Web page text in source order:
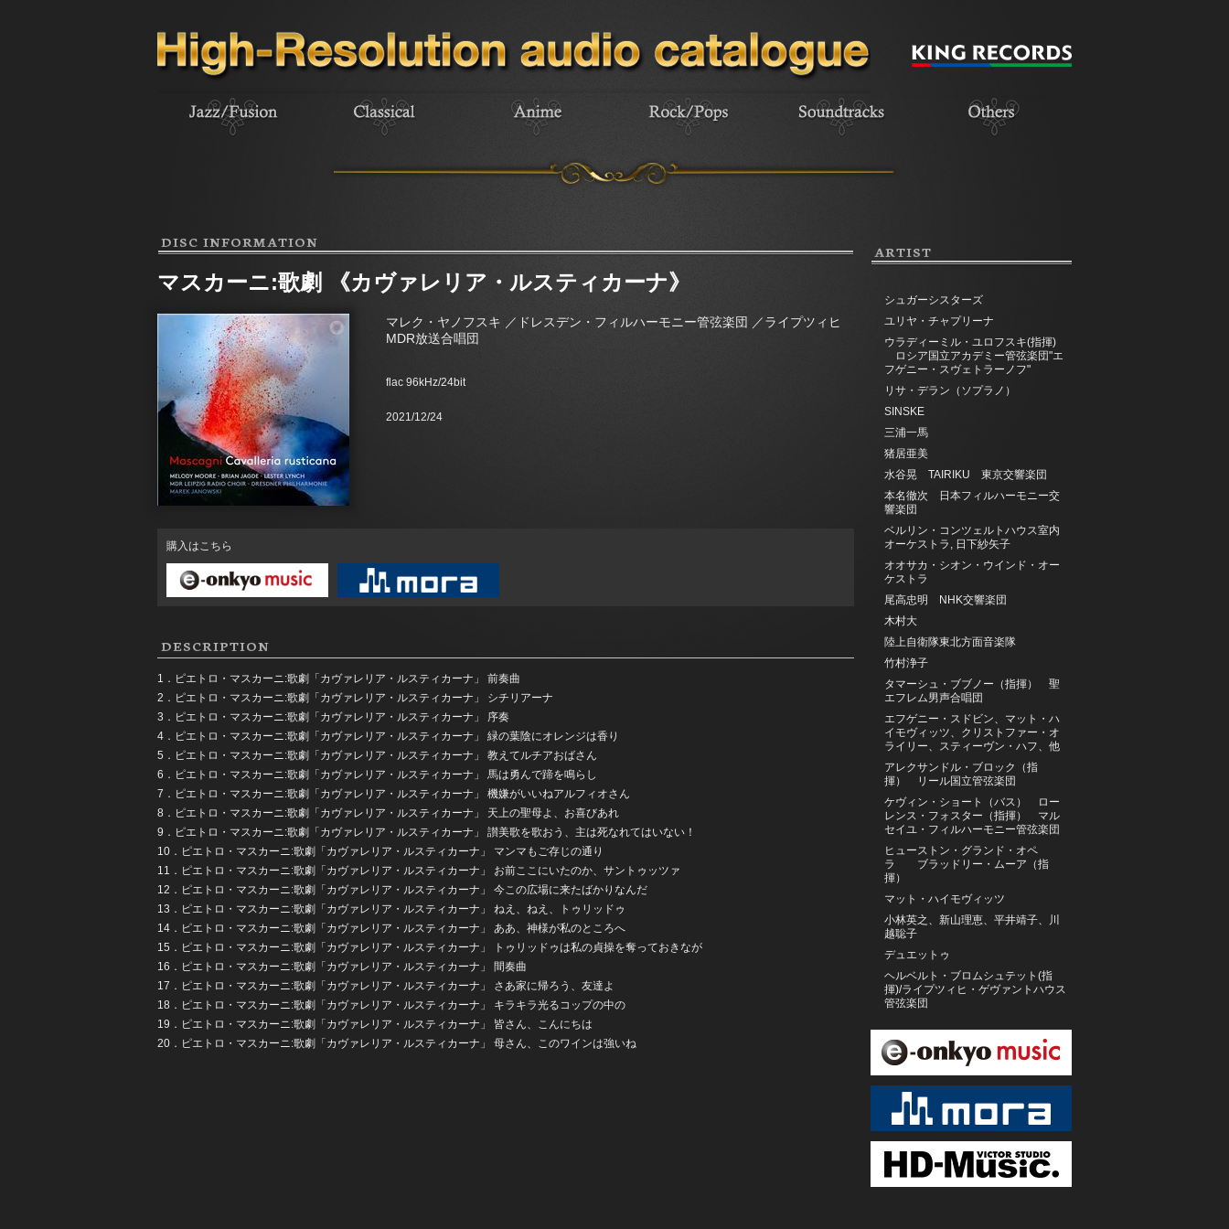
DISC INFORMATION
マスカーニ:歌劇 《カヴァレリア・ルスティカーナ》
マレク・ヤノフスキ ／ドレスデン・フィルハーモニー管弦楽団 ／ライプツィヒ
MDR放送合唱団
flac 96kHz/24bit
2021/12/24
購入はこちら
DESCRIPTION
1．ピエトロ・マスカーニ:歌劇「カヴァレリア・ルスティカーナ」 前奏曲
2．ピエトロ・マスカーニ:歌劇「カヴァレリア・ルスティカーナ」 シチリアーナ
3．ピエトロ・マスカーニ:歌劇「カヴァレリア・ルスティカーナ」 序奏
4．ピエトロ・マスカーニ:歌劇「カヴァレリア・ルスティカーナ」 緑の葉陰にオレンジは香り
5．ピエトロ・マスカーニ:歌劇「カヴァレリア・ルスティカーナ」 教えてルチアおばさん
6．ピエトロ・マスカーニ:歌劇「カヴァレリア・ルスティカーナ」 馬は勇んで蹄を鳴らし
7．ピエトロ・マスカーニ:歌劇「カヴァレリア・ルスティカーナ」 機嫌がいいねアルフィオさん
8．ピエトロ・マスカーニ:歌劇「カヴァレリア・ルスティカーナ」 天上の聖母よ、お喜びあれ
9．ピエトロ・マスカーニ:歌劇「カヴァレリア・ルスティカーナ」 讃美歌を歌おう、主は死なれてはいない！
10．ピエトロ・マスカーニ:歌劇「カヴァレリア・ルスティカーナ」 マンマもご存じの通り
11．ピエトロ・マスカーニ:歌劇「カヴァレリア・ルスティカーナ」 お前ここにいたのか、サントゥッツァ
12．ピエトロ・マスカーニ:歌劇「カヴァレリア・ルスティカーナ」 今この広場に来たばかりなんだ
13．ピエトロ・マスカーニ:歌劇「カヴァレリア・ルスティカーナ」 ねえ、ねえ、トゥリッドゥ
14．ピエトロ・マスカーニ:歌劇「カヴァレリア・ルスティカーナ」 ああ、神様が私のところへ
15．ピエトロ・マスカーニ:歌劇「カヴァレリア・ルスティカーナ」 トゥリッドゥは私の貞操を奪っておきなが
16．ピエトロ・マスカーニ:歌劇「カヴァレリア・ルスティカーナ」 間奏曲
17．ピエトロ・マスカーニ:歌劇「カヴァレリア・ルスティカーナ」 さあ家に帰ろう、友達よ
18．ピエトロ・マスカーニ:歌劇「カヴァレリア・ルスティカーナ」 キラキラ光るコップの中の
19．ピエトロ・マスカーニ:歌劇「カヴァレリア・ルスティカーナ」 皆さん、こんにちは
20．ピエトロ・マスカーニ:歌劇「カヴァレリア・ルスティカーナ」 母さん、このワインは強いね
ARTIST
シュガーシスターズ
ユリヤ・チャプリーナ
ウラディーミル・ユロフスキ(指揮)
ロシア国立アカデミー管弦楽団"エ
フゲニー・スヴェトラーノフ"
リサ・デラン（ソプラノ）
SINSKE
三浦一馬
猪居亜美
水谷晃 TAIRIKU 東京交響楽団
本名徹次 日本フィルハーモニー交
響楽団
ベルリン・コンツェルトハウス室内
オーケストラ, 日下紗矢子
オオサカ・シオン・ウインド・オー
ケストラ
尾高忠明 NHK交響楽団
木村大
陸上自衛隊東北方面音楽隊
竹村浄子
タマーシュ・ブブノー（指揮） 聖
エフレム男声合唱団
エフゲニー・スドビン、マット・ハ
イモヴィッツ、クリストファー・オ
ライリー、スティーヴン・ハフ、他
アレクサンドル・ブロック（指
揮） リール国立管弦楽団
ケヴィン・ショート（バス） ロー
レンス・フォスター（指揮） マル
セイユ・フィルハーモニー管弦楽団
ヒューストン・グランド・オペ
ラ ブラッドリー・ムーア（指
揮）
マット・ハイモヴィッツ
小林英之、新山理恵、平井靖子、川
越聡子
デュエットゥ
ヘルベルト・ブロムシュテット(指
揮)/ライプツィヒ・ゲヴァントハウス
管弦楽団
ァル・オーケストラ
大井健
秋山和慶 指揮 東京交響楽団
ウルフ＝ディーター・シャーフ（フ
アナ・デ・ラ・ヴェガ（フルー
ト） イギリス室内管弦楽団